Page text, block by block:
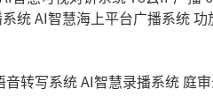
统AI智慧海上平台广播系统功
音转写系统AI智慧录播系统 庭